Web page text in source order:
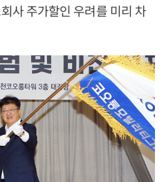
사 주가할인 우려를 미리 차